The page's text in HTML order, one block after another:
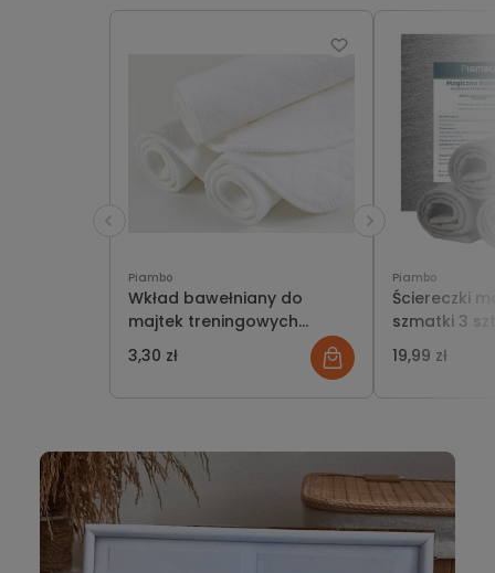
Piambo
Wkład bawełniany do
majtek treningowych
pieluch wielorazowych
3,30 zł
Piambo
Ściereczki
szmatki 3
szkła,
30x40 cm
19,99 zł